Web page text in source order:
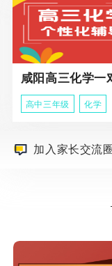
高中三年级 化学
加入家长交流